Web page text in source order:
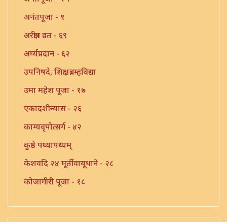
अनंतपूजा - ९
अरक्षीत्र व्रत - ६९
अर्घ्यप्रदान - ६२
उपनिषदे, शिक्षा, ब्रम्हविद्या
उमा महेश पूजा - १७
एकादशीन्यास - २६
काम्यवृपोत्सर्ग - ४२
कुष्ठे पथ्यापथ्यम्
केशवदि २४ मूर्तीवायूधाने - २८
कोजागीरी पूजा - १८
गणपति पार्थिव पूजा - ५६